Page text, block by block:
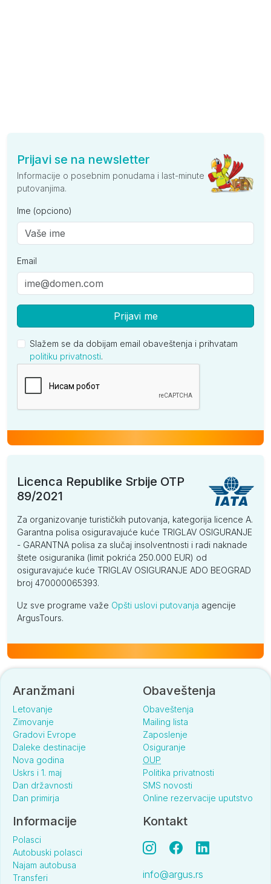
Prijavi se na newsletter
Informacije o posebnim ponudama i last-minute
putovanjima.
Ime (opciono)
Email
Prijavi me
Slažem se da dobijam email obaveštenja i prihvatam
politiku privatnosti.
Licenca Republike Srbije OTP
89/2021
Za organizovanje turističkih putovanja, kategorija licence A.
Garantna polisa osiguravajuće kuće TRIGLAV OSIGURANJE
- GARANTNA polisa za slučaj insolventnosti i radi naknade
štete osiguranika (limit pokrića 250.000 EUR) od
osiguravajuće kuće TRIGLAV OSIGURANJE ADO BEOGRAD
broj 470000065393.
Uz sve programe važe Opšti uslovi putovanja agencije
ArgusTours.
Aranžmani
Letovanje
Zimovanje
Gradovi Evrope
Daleke destinacije
Nova godina
Uskrs i 1. maj
Dan državnosti
Dan primirja
Obaveštenja
Obaveštenja
Mailing lista
Zaposlenje
Osiguranje
OUP
Politika privatnosti
SMS novosti
Online rezervacije uputstvo
Informacije
Polasci
Autobuski polasci
Najam autobusa
Transferi
Kontakt
info@argus.rs